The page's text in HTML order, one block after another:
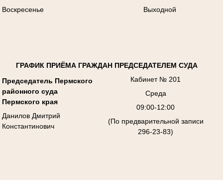
Воскресенье
Выходной
ГРАФИК ПРИЁМА ГРАЖДАН ПРЕДСЕДАТЕЛЕМ СУДА
Председатель Пермского
районного суда
Пермского края
Данилов Дмитрий
Константинович
Кабинет № 201
Среда
09:00-12:00
(По предварительной записи
296-23-83)